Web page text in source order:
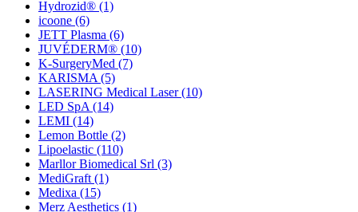
Hydrozid® (1)
icoone (6)
JETT Plasma (6)
JUVÉDERM® (10)
K-SurgeryMed (7)
KARISMA (5)
LASERING Medical Laser(10)
LED SpA (14)
LEMI (14)
Lemon Bottle (2)
Lipoelastic (110)
Marllor Biomedical Srl (3)
MediGraft (1)
Medixa (15)
Merz Aesthetics (1)